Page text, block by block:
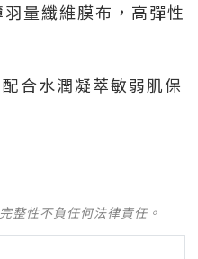
量纖維膜布，高彈性
合水潤凝萃敏弱肌保
整性不負任何法律責任。